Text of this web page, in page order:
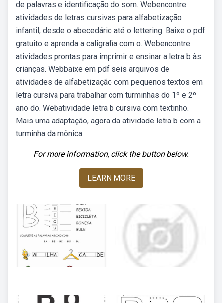
de palavras e identificação do som. Webencontre
atividades de letras cursivas para alfabetização
infantil, desde o abecedário até o lettering. Baixe o pdf
gratuito e aprenda a caligrafia com o. Webencontre
atividades prontas para imprimir e ensinar a letra b às
crianças. Webbaixe em pdf seis arquivos de
atividades de alfabetização com pequenos textos em
letra cursiva para trabalhar com turminhas do 1º e 2º
ano do. Webatividade letra b cursiva com textinho.
Mais uma adaptação, agora da atividade letra b com a
turminha da mônica.
For more information, click the button below.
LEARN MORE